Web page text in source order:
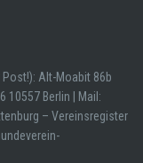
Alt-Moabit 86b
10557 Berlin | Mail:
– Vereinsregister